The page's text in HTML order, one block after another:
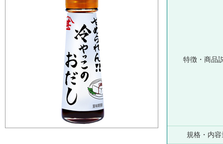
特徴・商品
規格・内容